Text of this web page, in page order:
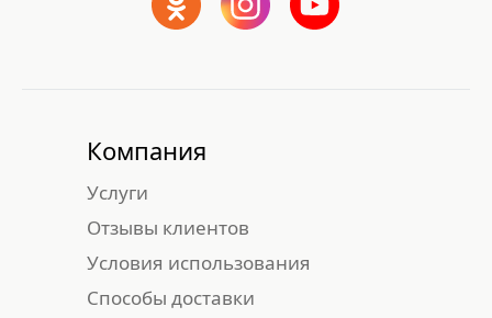
Способы доставки
Условия использования
Услуги
Компания
Отзывы клиентов